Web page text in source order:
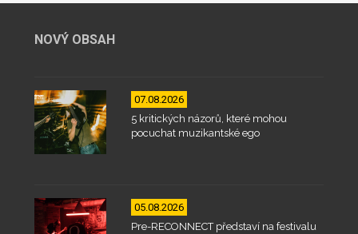
NOVÝ OBSAH
07.08.2026
5 kritických názorů, které mohou
pocuchat muzikantské ego
05.08.2026
Pre-RECONNECT představí na festivalu